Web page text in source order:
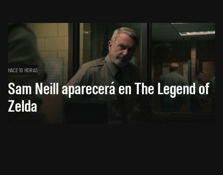
HACE 10 HORAS
Sam Neill aparecerá en The Legend of
Zelda